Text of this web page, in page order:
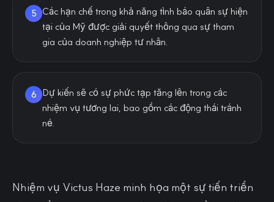
5
Các hạn chế trong khả năng tình báo quân sự hiện
tại của Mỹ được giải quyết thông qua sự tham
gia của doanh nghiệp tư nhân.
6
Dự kiến sẽ có sự phức tạp tăng lên trong các
nhiệm vụ tương lai, bao gồm các động thái tránh
né.
Nhiệm vụ Victus Haze minh họa một sự tiến triển